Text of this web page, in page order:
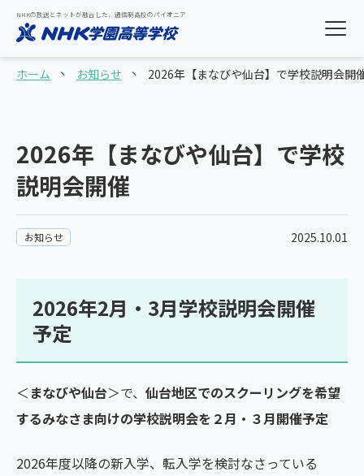
NHKの放送とネットが融合した、通信制高校のパイオニア
ホーム お知らせ 2026年【まなびや仙台】で学校説明会開
2026年【まなびや仙台】で学校
説明会開催
お知らせ 2025.10.01
2026年2月・3月学校説明会開催
予定
＜ まなびや仙台＞で、 仙台地区でのスクーリングを希望
するみなさま向けの学校説明会を ２月・３月開催予定
2026年度以降の新入学、転入学を検討なさっている